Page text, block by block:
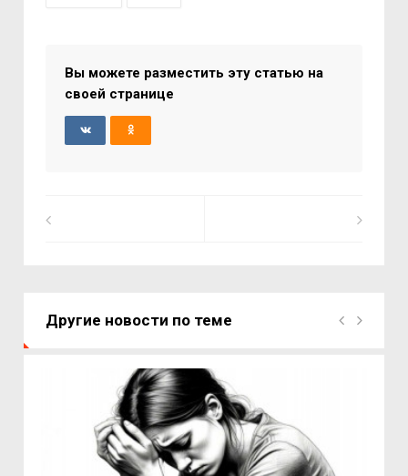
Вы можете разместить эту статью на
своей странице
Другие новости по теме